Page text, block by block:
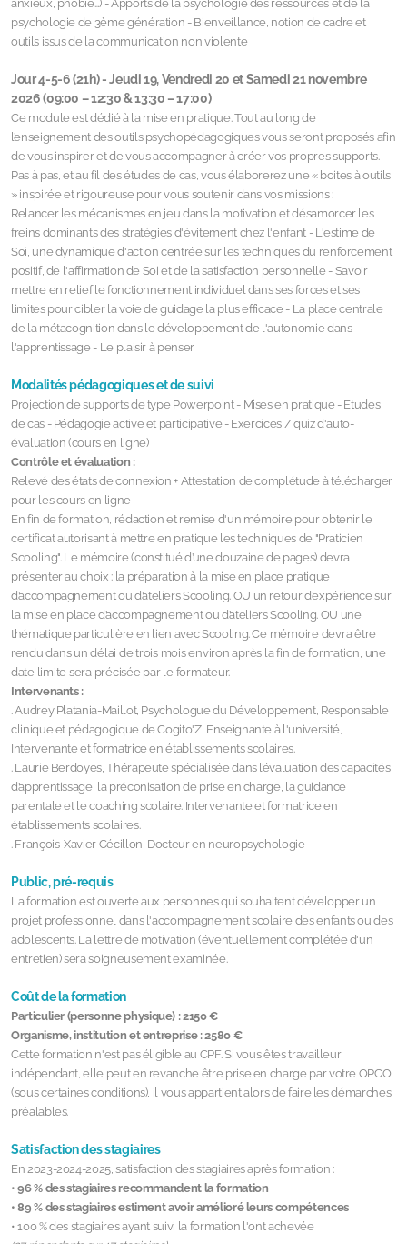
anxieux, phobie…) - Apports de la psychologie des ressources et de la
psychologie de 3ème génération - Bienveillance, notion de cadre et
outils issus de la communication non violente
Jour 4-5-6 (21h) -Jeudi 19, Vendredi 20 et Samedi 21 novembre
2026 (09:00 – 12:30 & 13:30 – 17:00)
Ce module est dédié à la mise en pratique. Tout au long de
l’enseignement des outils psychopédagogiques vous seront proposés afin
de vous inspirer et de vous accompagner à créer vos propres supports.
Pas à pas, et au fil des études de cas, vous élaborerez une « boites à outils
» inspirée et rigoureuse pour vous soutenir dans vos missions :
Relancer les mécanismes en jeu dans la motivation et désamorcer les
freins dominants des stratégies d'évitement chez l'enfant - L'estime de
Soi, une dynamique d'action centrée sur les techniques du renforcement
positif, de l'affirmation de Soi et de la satisfaction personnelle - Savoir
mettre en relief le fonctionnement individuel dans ses forces et ses
limites pour cibler la voie de guidage la plus efficace - La place centrale
de la métacognition dans le développement de l'autonomie dans
l'apprentissage - Le plaisir à penser
Modalités pédagogiques et de suivi
Projection de supports de type Powerpoint - Mises en pratique - Etudes
de cas - Pédagogie active et participative - Exercices / quiz d'auto-
évaluation (cours en ligne)
Contrôle et évaluation :
Relevé des états de connexion + Attestation de complétude à télécharger
pour les cours en ligne
En fin de formation, rédaction et remise d'un mémoire pour obtenir le
certificat autorisant à mettre en pratique les techniques de "Praticien
Scooling". Le mémoire (constitué d’une douzaine de pages) devra
présenter au choix : la préparation à la mise en place pratique
d’accompagnement ou d’ateliers Scooling. OU un retour d’expérience sur
la mise en place d’accompagnement ou d’ateliers Scooling. OU une
thématique particulière en lien avec Scooling.Ce mémoire devra être
rendu dans un délai de trois mois environ après la fin de formation, une
date limite sera précisée par le formateur.
Intervenants :
. Audrey Platania-Maillot, Psychologue du Développement, Responsable
clinique et pédagogique de Cogito'Z, Enseignante à l'université,
Intervenante et formatrice en établissements scolaires.
. Laurie Berdoyes, Thérapeute spécialisée dans l’évaluation des capacités
d’apprentissage, la préconisation de prise en charge, la guidance
parentale et le coaching scolaire. Intervenante et formatrice en
établissements scolaires.
. François-Xavier Cécillon, Docteur en neuropsychologie
Public, pré-requis
La formation est ouverte aux personnes qui souhaitent développer un
projet professionnel dans l'accompagnement scolaire des enfants ou des
adolescents. La lettre de motivation (éventuellement complétée d'un
entretien) sera soigneusement examinée.
Coût de la formation
Particulier (personne physique) :2150 €
Organisme, institution et entreprise : 2580 €
Cette formation n'est pas éligible au CPF. Si vous êtes travailleur
indépendant, elle peut en revanche être prise en charge par votre OPCO
(sous certaines conditions), il vous appartient alors de faire les démarches
préalables.
Satisfaction des stagiaires
En 2023-2024-2025, satisfaction des stagiaires après formation :
• 96 % des stagiaires recommandent la formation
• 89 % des stagiaires estiment avoir amélioré leurs compétences
• 100 % des stagiaires ayant suivi la formation l'ont achevée